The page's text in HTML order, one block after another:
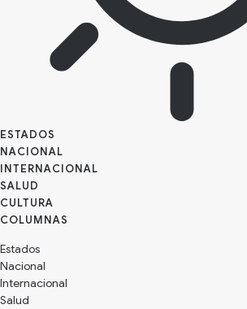
ESTADOS
NACIONAL
INTERNACIONAL
SALUD
CULTURA
Estados
Nacional
Internacional
Salud